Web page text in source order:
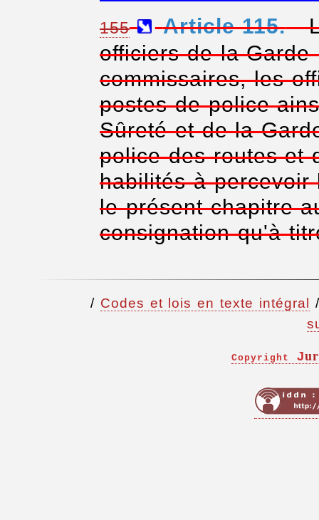
155 Article 115.-
officiers de la Garde
commissaires, les
postes de police
Sûreté et de la
police des routes et
habilités à percevoir
le présent chapitre
consignation qu'à
/ Codes et lois en texte intégral
Copyright J